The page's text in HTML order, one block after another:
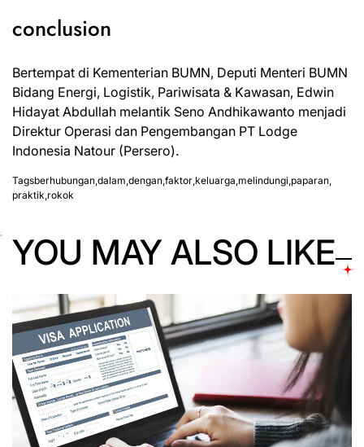
conclusion
Bertempat di Kementerian BUMN, Deputi Menteri BUMN
Bidang Energi, Logistik, Pariwisata & Kawasan, Edwin
Hidayat Abdullah melantik Seno Andhikawanto menjadi
Direktur Operasi dan Pengembangan PT Lodge
Indonesia Natour (Persero).
Tagsberhubungan,dalam,dengan,faktor,keluarga,melindungi,paparan,
praktik,rokok
YOU MAY ALSO LIKE